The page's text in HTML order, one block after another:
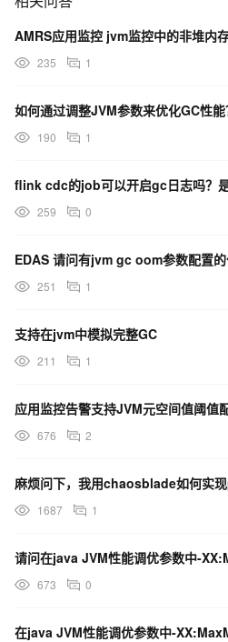
AMRS应用监控 jvm监控中的非堆内
235 1
如何通过调整JVM参数来优化GC性能
190 1
259 0
EDAS 请问有jvm gc oom参数配置的
251 1
支持在jvm中模拟完整GC
211 1
应用监控告警支持JVM元空间值阈值
676 2
1687 1
673 0